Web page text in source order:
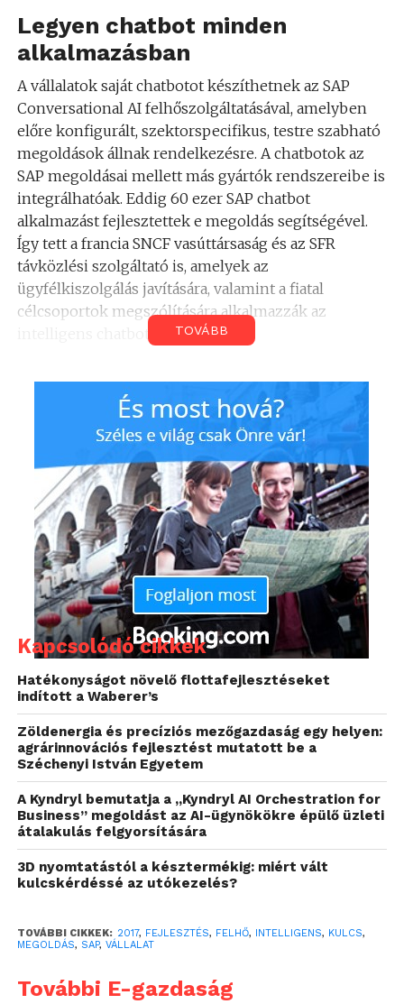
Legyen chatbot minden
alkalmazásban
A vállalatok saját chatbotot készíthetnek az SAP
Conversational AI felhőszolgáltatásával, amelyben
előre konfigurált, szektorspecifikus, testre szabható
megoldások állnak rendelkezésre. A chatbotok az
SAP megoldásai mellett más gyártók rendszereibe is
integrálhatóak. Eddig 60 ezer SAP chatbot
alkalmazást fejlesztettek e megoldás segítségével.
Így tett a francia SNCF vasúttársaság és az SFR
távközlési szolgáltató is, amelyek az
ügyfélkiszolgálás javítására, valamint a fiatal
célcsoportok megszólítására alkalmazzák az
intelligens chatbotokat.
Gépi tanulás képességek
minden vállalat számára
Az SAP Leonardo Machine Learning képességeit a
teljes SAP-portfólióba integrálják, így megtalálhatók
például az SAP S/4HANA és az SAP Ariba
megoldásokban is. A felhasználók egyedi gépi
tanuláson – mesterséges intelligencián – alapuló
alkalmazásokat is készíthetnek az SAP Leonardo
Machine Learning Foundation segítségével, amely
öt szolgáltatással bővül. Az új lehetőségek között
szerepel a tárgyfelismerés, a képekben történő
szövegfelismerés, valamint a szövegértékelés.
Blokklánc, ha fontos a
biztonság
Az SAP Cloud Platform Blockchain segítségével a
vállalkozások immár saját maguk készíthetnek
blokklánc-technológián alapuló megoldásokat és
bővíthetik meglévő alkalmazásaikat. Több mint
hatvan vállalat vesz részt abban az innovációs
együttműködésben, amelyet az SAP hívott életre a
blokklánc-fejlesztések előmozdítása érdekében. A
iparágakban javíthatják az átláthatóságot, a
termékbiztonságot és az ágazati együttműködést,
A szoftvercég a szállítmányozási ágazat számára is
TOVÁBB
Kapcsolódó cikkek
Hatékonyságot növelő flottafejlesztéseket
indított a Waberer’s
Zöldenergia és precíziós mezőgazdaság egy helyen:
agrárinnovációs fejlesztést mutatott be a
Széchenyi István Egyetem
A Kyndryl bemutatja a „Kyndryl AI Orchestration for
Business” megoldást az AI-ügynökökre épülő üzleti
átalakulás felgyorsítására
3D nyomtatástól a késztermékig: miért vált
kulcskérdéssé az utókezelés?
TOVÁBBI CIKKEK: 2017, FEJLESZTÉS, FELHŐ, INTELLIGENS, KULCS,
MEGOLDÁS, SAP, VÁLLALAT
További E-gazdaság